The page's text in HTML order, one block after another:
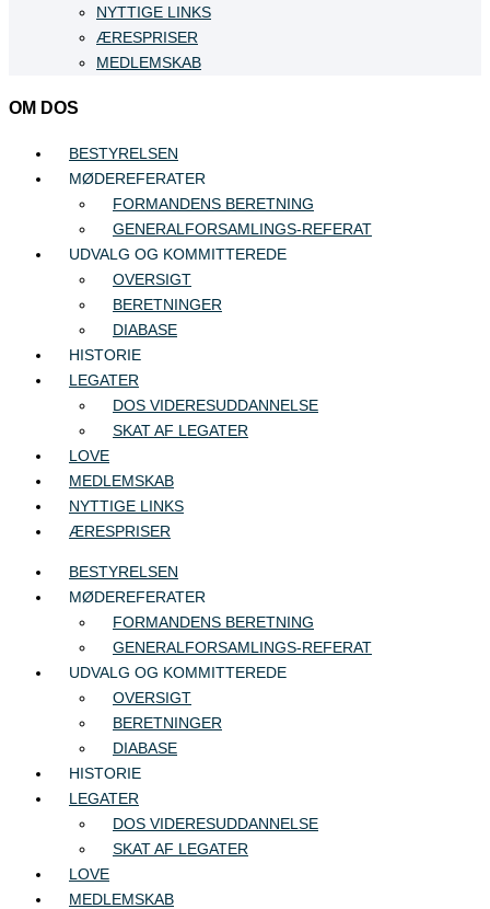
NYTTIGE LINKS
ÆRESPRISER
MEDLEMSKAB
OM DOS
BESTYRELSEN
MØDEREFERATER
FORMANDENS BERETNING
GENERALFORSAMLINGS-REFERAT
UDVALG OG KOMMITTEREDE
OVERSIGT
BERETNINGER
DIABASE
HISTORIE
LEGATER
DOS VIDERESUDDANNELSE
SKAT AF LEGATER
LOVE
MEDLEMSKAB
NYTTIGE LINKS
ÆRESPRISER
BESTYRELSEN
MØDEREFERATER
FORMANDENS BERETNING
GENERALFORSAMLINGS-REFERAT
UDVALG OG KOMMITTEREDE
OVERSIGT
BERETNINGER
DIABASE
HISTORIE
LEGATER
DOS VIDERESUDDANNELSE
SKAT AF LEGATER
LOVE
MEDLEMSKAB